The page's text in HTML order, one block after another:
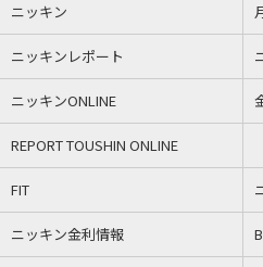
ニッキン
ニッキンレポート
ニッキンONLINE
REPORT TOUSHIN ONLINE
FIT
ニッキン金利情報